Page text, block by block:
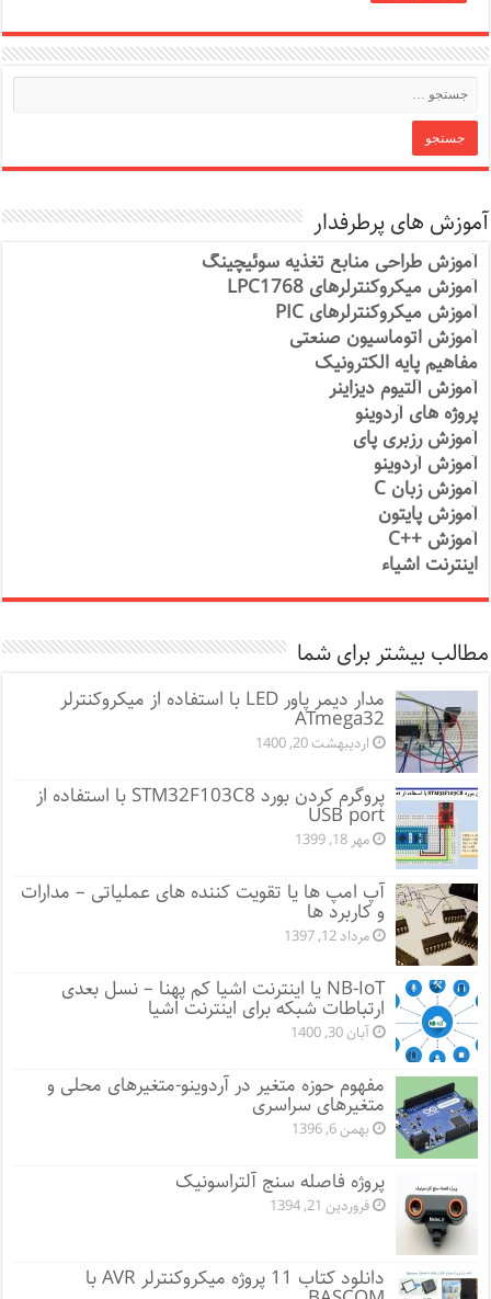
آموزش های پرطرفدار
آموزش طراحی منابع تغذیه سوئیچینگ
آموزش میکروکنترلرهای LPC1768
آموزش میکروکنترلرهای PIC
آموزش اتوماسیون صنعتی
مفاهیم پایه الکترونیک
آموزش آلتیوم دیزاینر
پروژه های آردوینو
آموزش رزبری پای
آموزش آردوینو
آموزش زبان C
آموزش پایتون
آموزش ++C
اینترنت اشیاء
مطالب بیشتر برای شما
مدار دیمر پاور LED با استفاده از میکروکنترلر
ATmega32
اردیبهشت 20, 1400
پروگرم کردن بورد STM32F103C8 با استفاده از
USB port
مهر 18, 1399
آپ امپ ها یا تقویت کننده های عملیاتی – مدارات
و کاربرد ها
مرداد 12, 1397
NB-IoT یا اینترنت اشیا کم پهنا – نسل بعدی
ارتباطات شبکه برای اینترنت اشیا
آبان 30, 1400
مفهوم حوزه متغیر در آردوینو-متغیرهای محلی و
متغیرهای سراسری
بهمن 6, 1396
پروژه فاصله سنج آلتراسونیک
فروردین 21, 1394
دانلود کتاب 11 پروژه میکروکنترلر AVR با